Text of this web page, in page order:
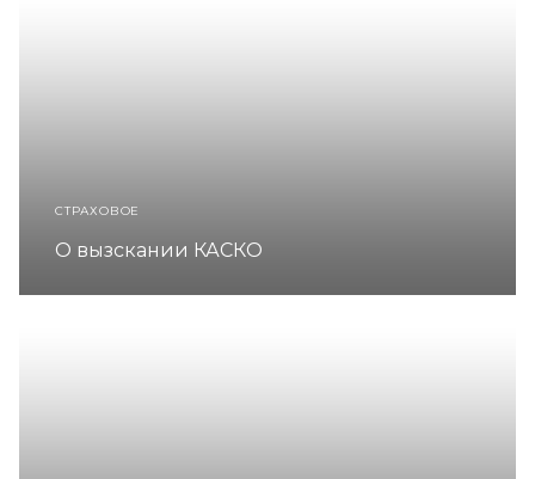
СТРАХОВОЕ
О вызскании КАСКО